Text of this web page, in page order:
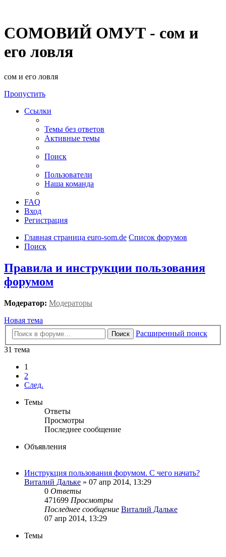
СОМОВИЙ ОМУТ - сом и
его ловля
сом и его ловля
Пропустить
Ссылки
Темы без ответов
Активные темы
Поиск
Пользователи
Наша команда
FAQ
Вход
Регистрация
Главная страница euro-som.de Список форумов
Поиск
Правила и инструкции пользования
форумом
Модератор: Модераторы
Новая тема
Поиск
Расширенный поиск
31 тема
1
2
След.
Темы
Ответы
Просмотры
Последнее сообщение
Объявления
Инструкция пользования форумом. С чего начать?
Виталий Дальке » 07 апр 2014, 13:29
0 Ответы
471699 Просмотры
Последнее сообщение Виталий Дальке
07 апр 2014, 13:29
Темы